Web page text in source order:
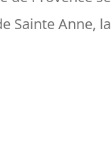
Sainte Anne,